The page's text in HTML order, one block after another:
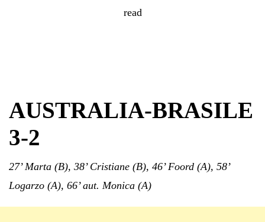
read
AUSTRALIA-BRASILE
3-2
27’ Marta (B), 38’ Cristiane (B), 46’ Foord (A), 58’
Logarzo (A), 66’ aut. Monica (A)